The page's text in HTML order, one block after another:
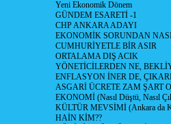
Yeni Ekonomik Dönem
GÜNDEM ESARETİ -1
CHP ANKARA ADAYI
EKONOMİK SORUNDAN
CUMHURİYETLE BİR ASIR
ORTALAMA DIŞ ACIK
YÖNETİCİLERDEN NE,
ENFLASYON İNER DE,
ASGARİ ÜCRETE ZAM ŞART
EKONOMİ (Nasıl Düştü, Nasıl
KÜLTÜR MEVSİMİ (Ankara da
HAİN KİM??